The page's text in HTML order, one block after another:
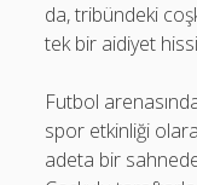
da, tribündeki
tek bir aidiyet
Futbol
spor etkinliği
adeta bir